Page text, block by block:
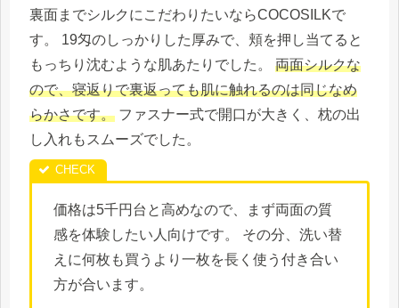
裏面までシルクにこだわりたいならCOCOSILKで
す。 19匁のしっかりした厚みで、頬を押し当てると
もっちり沈むような肌あたりでした。 両面シルクな
ので、寝返りで裏返っても肌に触れるのは同じなめ
らかさです。 ファスナー式で開口が大きく、枕の出
し入れもスムーズでした。
価格は5千円台と高めなので、まず両面の質
感を体験したい人向けです。 その分、洗い替
えに何枚も買うより一枚を長く使う付き合い
方が合います。